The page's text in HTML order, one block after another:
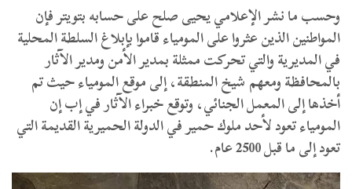
وحسب ما نشر الإعلامي يحيى صلح على حسابه بتويتر فإن
المواطنين الذين عثروا على المومياء قاموا بإبلاغ السلطة المحلية
في المديرية والتي تحركت ممثلة بمدير الأمن ومدير الآثار
بالمحافظة ومعهم شيخ المنطقة، إلى موقع المومياء حيث تم
أخذها إلى المعمل الجنائي، وتوقع خبراء الآثار في إب إن
المومياء تعود لأحد ملوك حمير في الدولة الحميرية القديمة التي
تعود إلى ما قبل 2500 عام.